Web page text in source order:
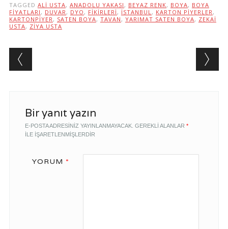
TAGGED ALI USTA, ANADOLU YAKASI , BEYAZ RENK, BOYA, BOYA
FIYATLARI , DUVAR , DYO , FIKIRLERI , ISTANBUL , KARTON PIYERLER ,
KARTONPIYER , SATEN BOYA, TAVAN , YARIMAT SATEN BOYA, ZEKAI
USTA, ZIYA USTA
Post navigation
Bir yanıt yazın
E-POSTA ADRESINIZ YAYINLANMAYACAK. GEREKLI ALANLAR *
ILE IŞARETLENMIŞLERDIR
YORUM *